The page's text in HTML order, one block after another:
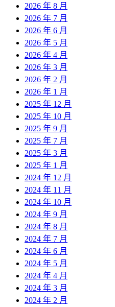
2026 年 8 月
2026 年 7 月
2026 年 6 月
2026 年 5 月
2026 年 4 月
2026 年 3 月
2026 年 2 月
2026 年 1 月
2025 年 12 月
2025 年 10 月
2025 年 9 月
2025 年 7 月
2025 年 3 月
2025 年 1 月
2024 年 12 月
2024 年 11 月
2024 年 10 月
2024 年 9 月
2024 年 8 月
2024 年 7 月
2024 年 6 月
2024 年 5 月
2024 年 4 月
2024 年 3 月
2024 年 2 月